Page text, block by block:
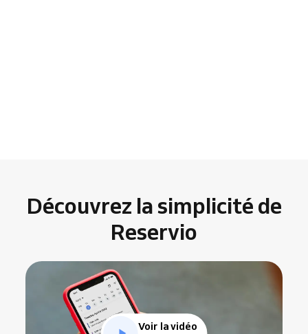
Découvrez la simplicité de
Reservio
Voir la vidéo